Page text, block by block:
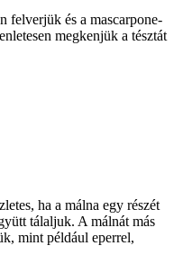
felverjük és a mascarpone-
megkenjük a tésztát
ha a málna egy részét
tálaljuk. A málnát más
mint például eperrel,